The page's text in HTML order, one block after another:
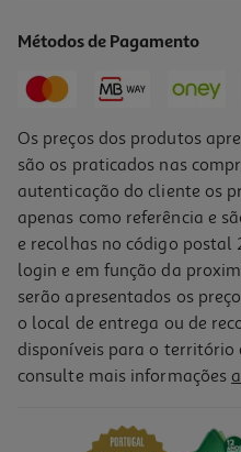
Auriculares Sem Micro Qilive
Métodos de Pagamento
Os preços dos produtos
são os praticados nas
autenticação do cliente os
apenas como referência e
e recolhas no código
login e em função da
serão apresentados os
o local de entrega ou de
disponíveis para o
consulte mais informações